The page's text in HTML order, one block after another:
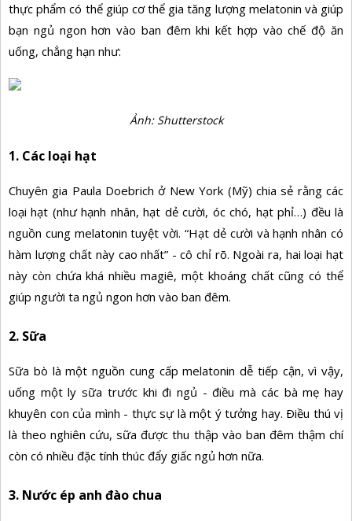
thực phẩm có thể giúp cơ thể gia tăng lượng melatonin và giúp
bạn ngủ ngon hơn vào ban đêm khi kết hợp vào chế độ ăn
uống, chẳng hạn như:
Ảnh: Shutterstock
1. Các loại hạt
Chuyên gia Paula Doebrich ở New York (Mỹ) chia sẻ rằng các
loại hạt (như hạnh nhân, hạt dẻ cười, óc chó, hạt phỉ…) đều là
nguồn cung melatonin tuyệt vời. “Hạt dẻ cười và hạnh nhân có
hàm lượng chất này cao nhất” - cô chỉ rõ. Ngoài ra, hai loại hạt
này còn chứa khá nhiều magiê, một khoáng chất cũng có thể
giúp người ta ngủ ngon hơn vào ban đêm.
2. Sữa
Sữa bò là một nguồn cung cấp melatonin dễ tiếp cận, vì vậy,
uống một ly sữa trước khi đi ngủ - điều mà các bà mẹ hay
khuyên con của mình - thực sự là một ý tưởng hay. Ðiều thú vị
là theo nghiên cứu, sữa được thu thập vào ban đêm thậm chí
còn có nhiều đặc tính thúc đẩy giấc ngủ hơn nữa.
3. Nước ép anh đào chua